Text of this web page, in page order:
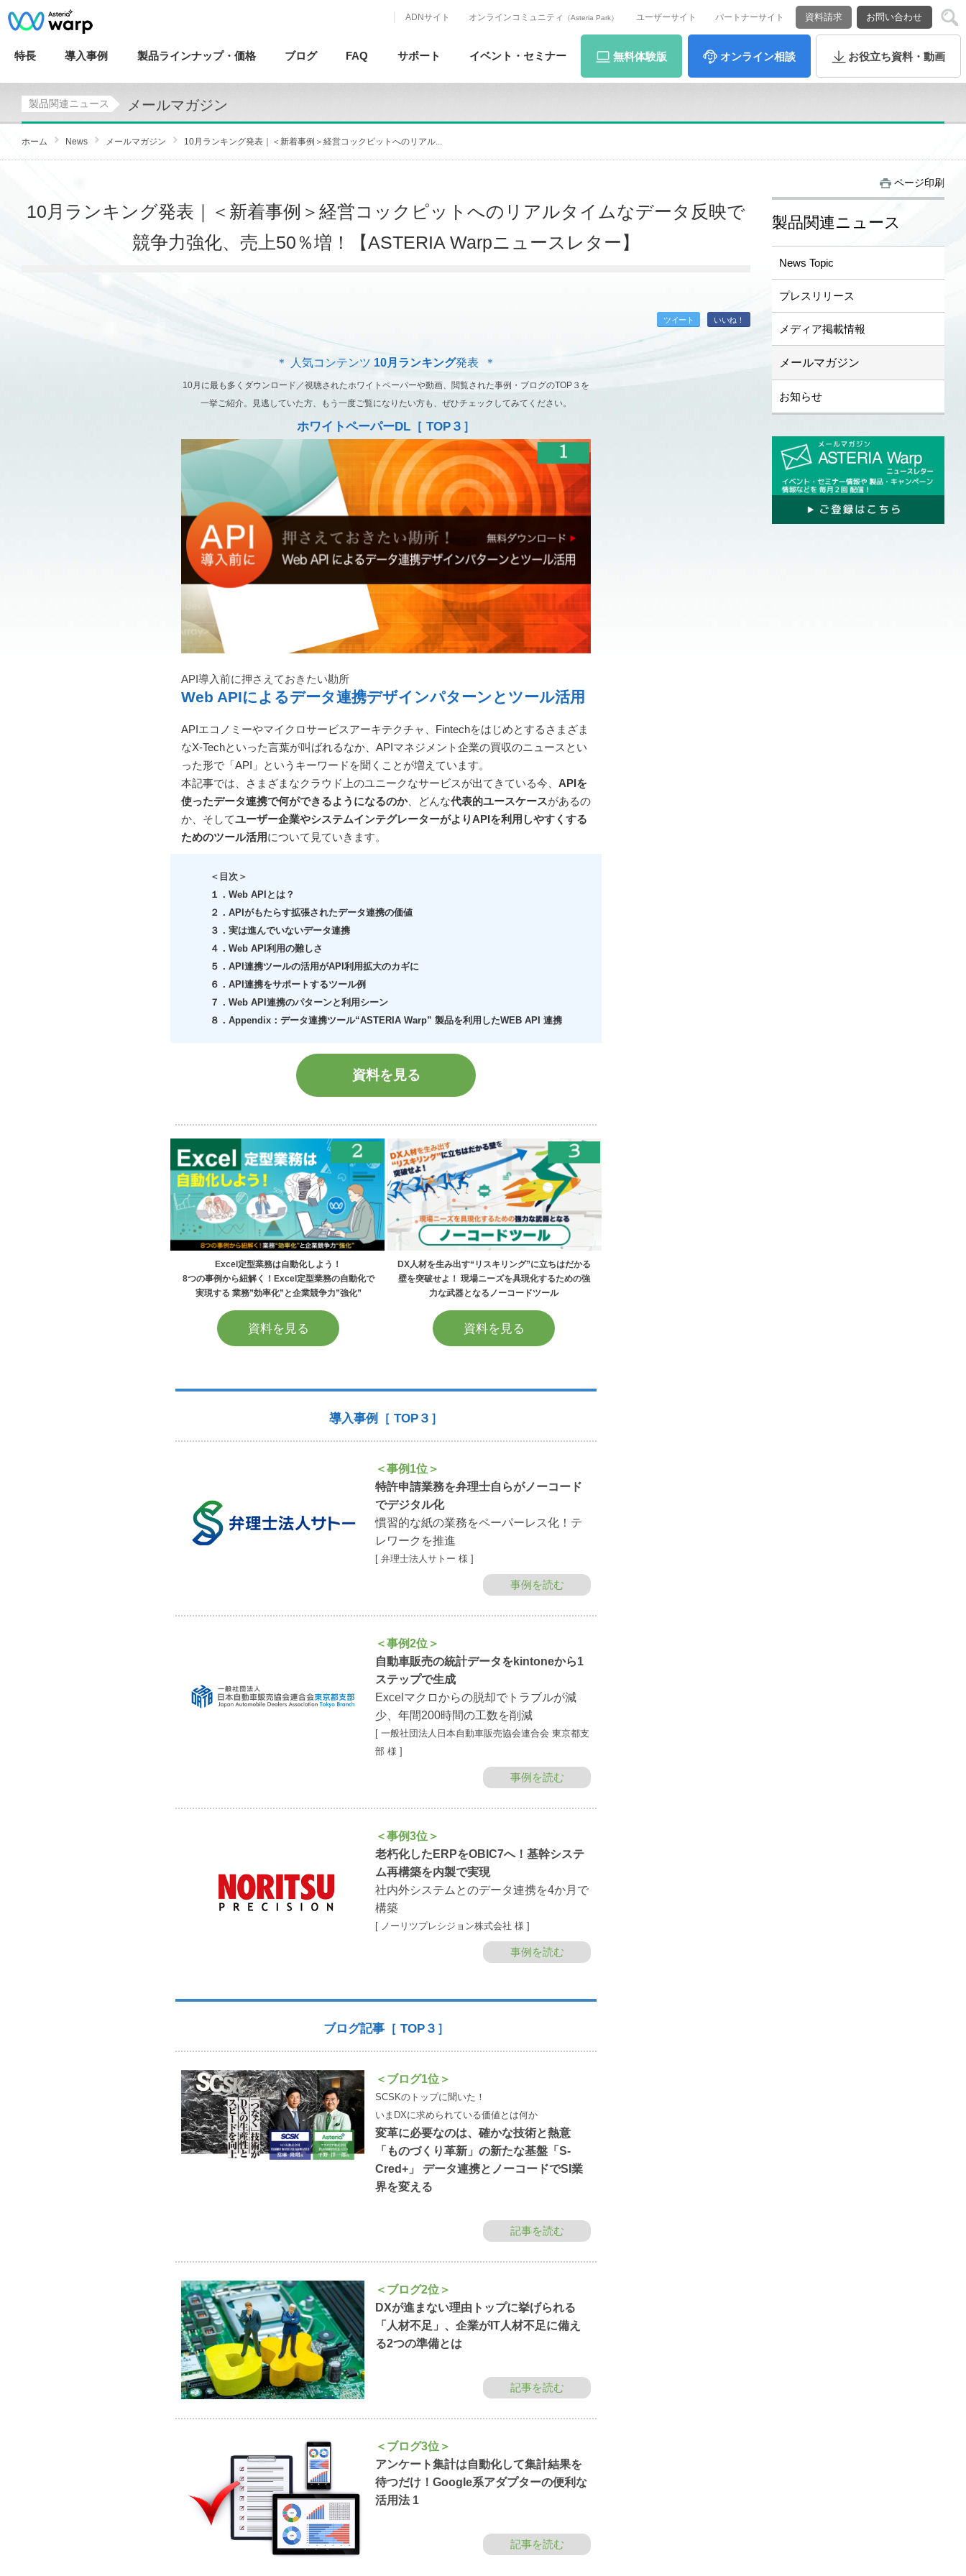
ADNサイト オンラインコミュニティ （Asteria Park） ユーザーサイト パートナーサイト 資料請求 お問い合わせ
特長 導入事例 製品ラインナップ・ 価格 ブログ FAQ サポート イベント・ セミナー 無料体験版 オンライン相談 お役立ち資料・動画
製品関連ニュース メールマガジン
ホーム News メールマガジン 10月ランキング発表｜＜新着事例＞経営コックピットへのリアル...
10月ランキング発表｜＜新着事例＞経営コックピットへのリアルタイムなデータ反映で
競争力強化、売上50％増！【ASTERIA Warpニュースレター】
ツイート いいね！
＊ 人気コンテンツ 10月ランキング発表 ＊
10月に最も多くダウンロード／視聴されたホワイトペーパーや動画、閲覧された事例・ブログのTOP３を
一挙ご紹介。見逃していた方、もう一度ご覧になりたい方も、ぜひチェックしてみてください。
ホワイトペーパーDL［ TOP３］
API導入前に押さえておきたい勘所
Web APIによるデータ連携デザインパターンとツール活用
APIエコノミーやマイクロサービスアーキテクチャ、Fintechをはじめとするさまざま
なX-Techといった言葉が叫ばれるなか、APIマネジメント企業の買収のニュースとい
った形で「API」というキーワードを聞くことが増えています。
本記事では、さまざまなクラウド上のユニークなサービスが出てきている今、 APIを
使ったデータ連携で何ができるようになるのか、どんな代表的ユースケースがあるの
か、そしてユーザー企業やシステムインテグレーターがよりAPIを利用しやすくする
ためのツール活用について見ていきます。
＜目次＞
１．Web APIとは？
２．APIがもたらす拡張されたデータ連携の価値
３．実は進んでいないデータ連携
４．Web API利用の難しさ
５．API連携ツールの活用がAPI利用拡大のカギに
６．API連携をサポートするツール例
７．Web API連携のパターンと利用シーン
８．Appendix：データ連携ツール“ASTERIA Warp” 製品を利用したWEB API 連携
資料を見る
Excel定型業務は自動化しよう！
8つの事例から紐解く！Excel定型業務の自動化で
実現する 業務”効率化”と企業競争力”強化”
資料を見る
DX人材を生み出す“リスキリング”に立ちはだかる
壁を突破せよ！ 現場ニーズを具現化するための強
力な武器となるノーコードツール
資料を見る
導入事例［ TOP３］
＜事例1位＞
特許申請業務を弁理士自らがノーコード
でデジタル化
慣習的な紙の業務をペーパーレス化！テ
レワークを推進
[ 弁理士法人サトー 様 ]
事例を読む
＜事例2位＞
自動車販売の統計データをkintoneから1
ステップで生成
Excelマクロからの脱却でトラブルが減
少、年間200時間の工数を削減
[ 一般社団法人日本自動車販売協会連合会 東京都支
部 様 ]
事例を読む
＜事例3位＞
老朽化したERPをOBIC7へ！基幹システ
ム再構築を内製で実現
社内外システムとのデータ連携を4か月で
構築
[ ノーリツプレシジョン株式会社 様 ]
事例を読む
ブログ記事［ TOP３］
＜ブログ1位＞
SCSKのトップに聞いた！
いまDXに求められている価値とは何か
変革に必要なのは、確かな技術と熱意
「ものづくり革新」の新たな基盤「S-
Cred+」 データ連携とノーコードでSI業
界を変える
記事を読む
＜ブログ2位＞
DXが進まない理由トップに挙げられる
「人材不足」、企業がIT人材不足に備え
る2つの準備とは
記事を読む
＜ブログ3位＞
アンケート集計は自動化して集計結果を
待つだけ！Google系アダプターの便利な
活用法 1
記事を読む
ページ印刷
製品関連ニュース
News Topic
プレスリリース
メディア掲載情報
メールマガジン
お知らせ